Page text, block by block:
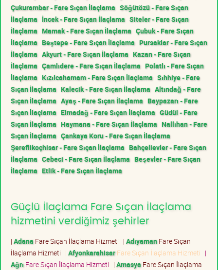
Çukurambar - Fare Sıçan İlaçlama Söğütözü - Fare Sıçan
İlaçlama İncek - Fare Sıçan İlaçlama Siteler - Fare Sıçan
İlaçlama Mamak - Fare Sıçan İlaçlama Çubuk - Fare Sıçan
İlaçlama Beştepe - Fare Sıçan İlaçlama Pursaklar - Fare Sıçan
İlaçlama Akyurt - Fare Sıçan İlaçlama Kazan - Fare Sıçan
İlaçlama Çamlıdere - Fare Sıçan İlaçlama Polatlı - Fare Sıçan
İlaçlama Kızılcahamam - Fare Sıçan İlaçlama Sıhhiye - Fare
Sıçan İlaçlama Kalecik - Fare Sıçan İlaçlama Altındağ - Fare
Sıçan İlaçlama Ayaş - Fare Sıçan İlaçlama Baypazarı - Fare
Sıçan İlaçlama Elmadağ - Fare Sıçan İlaçlama Güdül - Fare
Sıçan İlaçlama Haymana - Fare Sıçan İlaçlama Nallıhan - Fare
Sıçan İlaçlama Çankaya Koru - Fare Sıçan İlaçlama
Şereflikoçhisar - Fare Sıçan İlaçlama Bahçelievler - Fare Sıçan
İlaçlama Cebeci - Fare Sıçan İlaçlama Beşevler - Fare Sıçan
İlaçlama Etlik - Fare Sıçan İlaçlama
Güçlü İlaçlama Fare Sıçan İlaçlama
hizmetini verdiğimiz şehirler
| Adana Fare Sıçan İlaçlama Hizmeti | AdıyamanFare Sıçan
İlaçlama Hizmeti | AfyonkarahisarFare Sıçan İlaçlama Hizmeti |
Ağrı Fare Sıçan İlaçlama Hizmeti | Amasya Fare Sıçan İlaçlama